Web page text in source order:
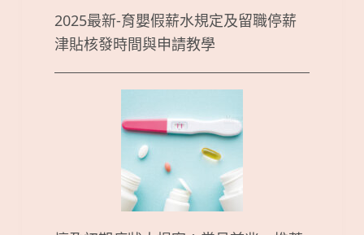
2025最新-育嬰假薪水規定及留職停薪
津貼核發時間與申請教學